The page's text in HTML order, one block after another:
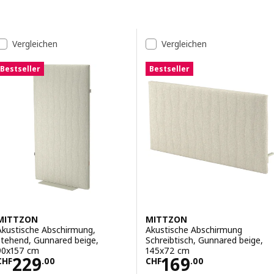
Ergebnis-Liste
Vergleichen
Bestseller
Abschirmung,
Gunnared beige,
cm
229.00
CHF 229.00
Vergleichen
Bestseller
MITTZON
Akustische Abschirmung
Schreibtisch, Gunnared beige,
145x72 cm
CHF169.00
Preis CHF